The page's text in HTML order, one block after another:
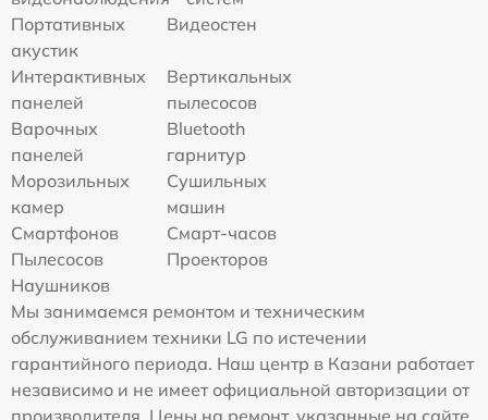
Портативных
акустик
Видеостен
Интерактивных
панелей
Вертикальных
пылесосов
Варочных
панелей
Bluetooth
гарнитур
Морозильных
камер
Сушильных
машин
Смартфонов
Смарт-часов
Пылесосов
Проекторов
Наушников
Мы занимаемся ремонтом и техническим
обслуживанием техники LG по истечении
гарантийного периода. Наш центр в Казани работает
независимо и не имеет официальной авторизации от
производителя. Цены на ремонт, указанные на сайте,